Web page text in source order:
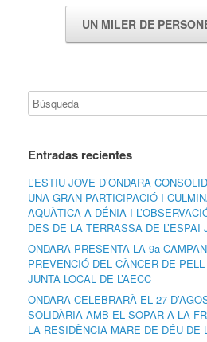
UN MILER DE
Entradas recientes
L’ESTIU JOVE D’ONDARA
UNA GRAN PARTICIPACIÓ I
AQUÀTICA A DÉNIA I
DES DE LA TERRASSA DE L’ESPAI
ONDARA PRESENTA LA 9a
PREVENCIÓ DEL CÀNCER DE
JUNTA LOCAL DE L’AECC
ONDARA CELEBRARÀ EL 27
SOLIDÀRIA AMB EL SOPAR A LA
LA RESIDÈNCIA MARE DE DÉU DE